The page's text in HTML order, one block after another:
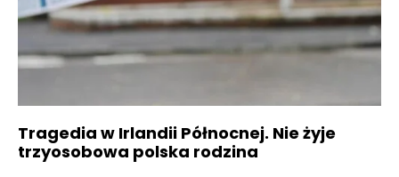
Tragedia w Irlandii Północnej. Nie żyje
trzyosobowa polska rodzina